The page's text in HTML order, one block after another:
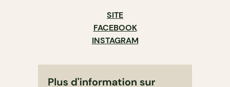
SITE
FACEBOOK
INSTAGRAM